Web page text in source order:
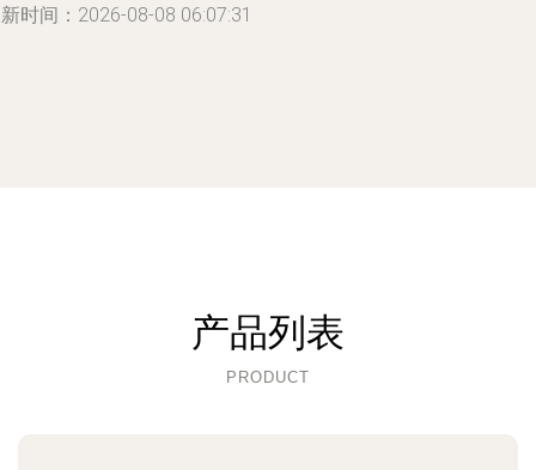
时间：2026-08-08 06:07:31
产品列表
PRODUCT